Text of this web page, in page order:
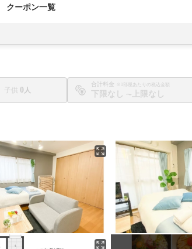
クーポン一覧
子供 0
合計料金 ※1部屋あたりの税込金額
〜